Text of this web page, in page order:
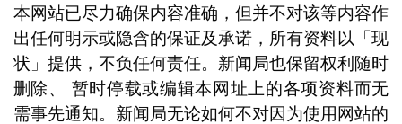
本网站已尽力确保内容准确，但并不对该等内容作
出任何明示或隐含的保证及承诺，所有资料以「现
状」提供，不负任何责任。新闻局也保留权利随时
删除、 暂时停载或编辑本网址上的各项资料而无
需事先通知。新闻局无论如何不对因为使用网站的